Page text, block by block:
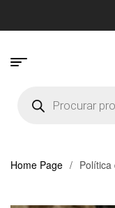
Home Page / Política